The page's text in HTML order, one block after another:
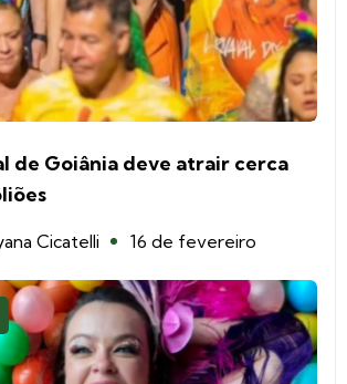
de Goiânia deve atrair cerca
Cicatelli 16 de fevereiro